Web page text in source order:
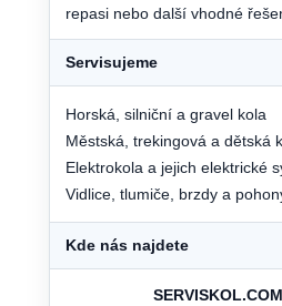
repasi nebo další vhodné
Servisujeme
Horská, silniční a gravel kola
Městská, trekingová a dětská
Elektrokola a jejich elektrické
Vidlice, tlumiče, brzdy a
Kde nás najdete
SERVISKOL.COM